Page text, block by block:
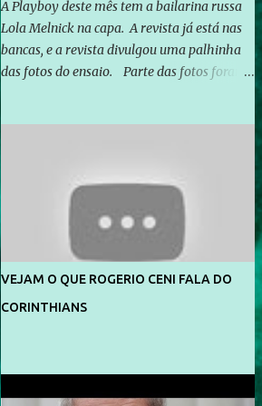
A Playboy deste mês tem a bailarina russa
Lola Melnick na capa. A revista já está nas
bancas, e a revista divulgou uma palhinha
das fotos do ensaio. Parte das fotos foram
divulga capa e primeiras fotos de Lola
Melnick - @aredacao
VEJAM O QUE ROGERIO CENI FALA DO
CORINTHIANS